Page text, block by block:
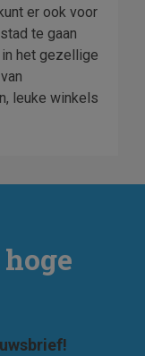
er ook voor
te gaan
het gezellige
leuke winkels